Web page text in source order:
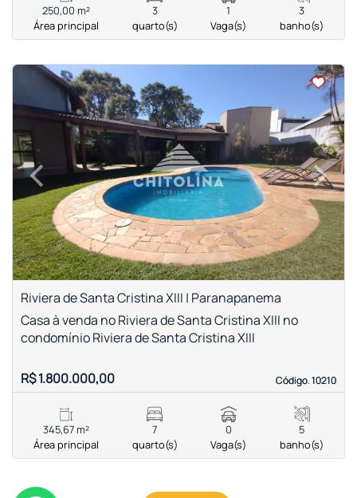
250,00 m²
Área principal
3
quarto(s)
1
Vaga(s)
3
banho(s)
< <
‹Previous ›
Next
Riviera de Santa Cristina XIII | Paranapanema
Código. 10210
Código. 10210
Casa à venda no Riviera de Santa Cristina XIII no
condomínio Riviera de Santa Cristina XIII
R$ 1.800.000,00
345,67 m²
Área principal
7
quarto(s)
0
Vaga(s)
5
banho(s)